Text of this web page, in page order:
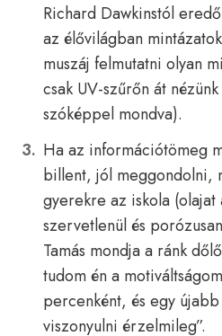
Richard Dawkinstól
az élővilágban
muszáj felmutatni olyan
csak UV-szűrőn át
szóképpel mondva).
Ha az információtömeg
billent, jól meggondolni,
gyerekre az iskola
szervetlenül és
Tamás mondja a ránk
tudom én a
percenként, és egy
viszonyulni érzelmileg”.